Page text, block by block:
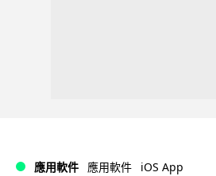
應用軟件 應用軟件 iOS App